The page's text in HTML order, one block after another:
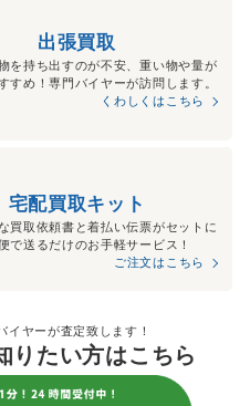
出張買取
を持ち出すのが不安、重い物や量が
すめ！専門バイヤーが訪問します。
くわしくはこちら
宅配買取キット
買取依頼書と着払い伝票がセットに
で送るだけのお手軽サービス！
ご注文はこちら
ヤーが査定致します！
りたい方はこちら